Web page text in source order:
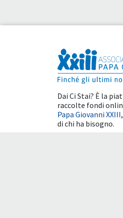
Dai Ci Stai? È la
raccolte fondi
Papa Giovanni XXIII
di chi ha bisogno.